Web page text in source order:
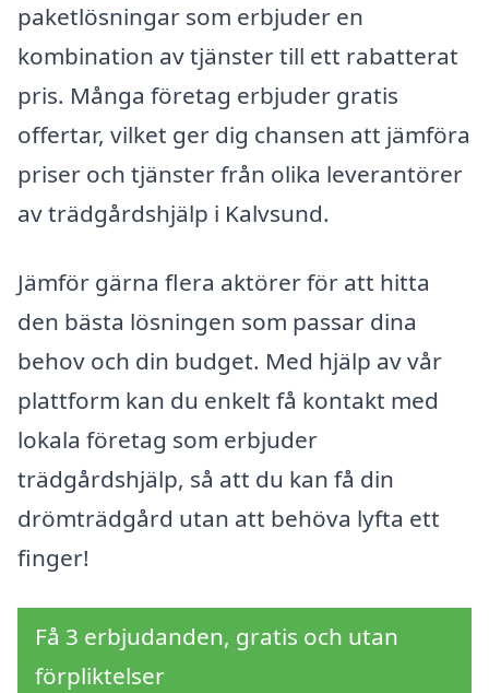
paketlösningar som erbjuder en
kombination av tjänster till ett rabatterat
pris. Många företag erbjuder gratis
offertar, vilket ger dig chansen att jämföra
priser och tjänster från olika leverantörer
av trädgårdshjälp i Kalvsund.
Jämför gärna flera aktörer för att hitta
den bästa lösningen som passar dina
behov och din budget. Med hjälp av vår
plattform kan du enkelt få kontakt med
lokala företag som erbjuder
trädgårdshjälp, så att du kan få din
drömträdgård utan att behöva lyfta ett
finger!
Få 3 erbjudanden, gratis och utan
förpliktelser